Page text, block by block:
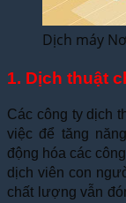
Dịch máy
1. Dịch thuật
Các công ty dịch
việc để tăng
động hóa các
dịch viên con
chất lượng vẫn